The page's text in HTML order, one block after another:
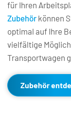
Zubehör können
optimal auf Ihre
vielfältige
Transportwagen
Zubehör